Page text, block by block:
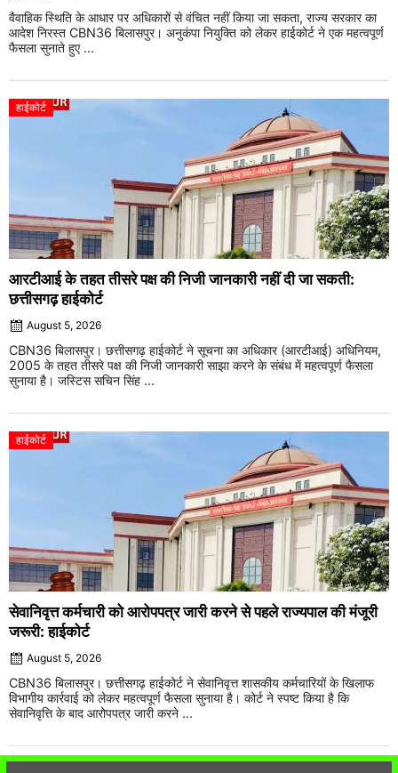
वैवाहिक स्थिति के आधार पर अधिकारों से वंचित नहीं किया जा सकता, राज्य सरकार का
आदेश निरस्त CBN36 बिलासपुर। अनुकंपा नियुक्ति को लेकर हाईकोर्ट ने एक महत्वपूर्ण
फैसला सुनाते हुए ...
हाईकोर्ट
आरटीआई के तहत तीसरे पक्ष की निजी जानकारी नहीं दी जा सकती:
छत्तीसगढ़ हाईकोर्ट
August 5, 2026
CBN36 बिलासपुर। छत्तीसगढ़ हाईकोर्ट ने सूचना का अधिकार (आरटीआई) अधिनियम,
2005 के तहत तीसरे पक्ष की निजी जानकारी साझा करने के संबंध में महत्वपूर्ण फैसला
सुनाया है। जस्टिस सचिन सिंह ...
हाईकोर्ट
सेवानिवृत्त कर्मचारी को आरोपपत्र जारी करने से पहले राज्यपाल की मंजूरी
जरूरी: हाईकोर्ट
August 5, 2026
CBN36 बिलासपुर। छत्तीसगढ़ हाईकोर्ट ने सेवानिवृत्त शासकीय कर्मचारियों के खिलाफ
विभागीय कार्रवाई को लेकर महत्वपूर्ण फैसला सुनाया है। कोर्ट ने स्पष्ट किया है कि
सेवानिवृत्ति के बाद आरोपपत्र जारी करने ...